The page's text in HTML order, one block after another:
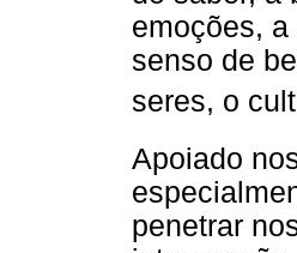
emoções,
senso de
seres, o
Apoiado
penetrar